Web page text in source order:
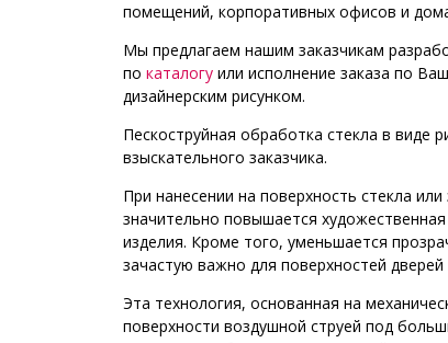
помещений, корпоративных офисов и
Мы предлагаем нашим заказчикам
по каталогу или исполнение заказа по
дизайнерским рисунком.
Пескоструйная обработка стекла в виде
взыскательного заказчика.
При нанесении на поверхность стекла
значительно повышается
изделия. Кроме того, уменьшается
зачастую важно для поверхностей дверей
Эта технология, основанная на
поверхности воздушной струей под